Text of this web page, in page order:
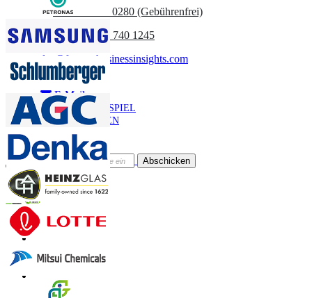
UK+44 808 502 0280 (Gebührenfrei)
(APAC) +91 744 740 1245
sales@fortunebusinessinsights.com
Anruf
E-Mail
BEISPIEL
HERUNTERLADEN
Newsletter abonnieren
Abschicken
Online-Vertrauen